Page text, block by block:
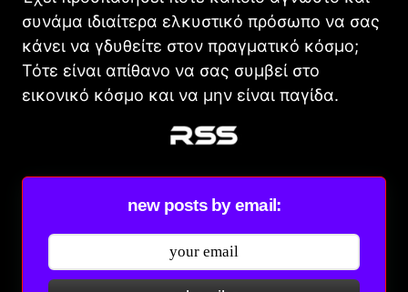
συνάμα ιδιαίτερα ελκυστικό πρόσωπο να σας
κάνει να γδυθείτε στον πραγματικό κόσμο;
Τότε είναι απίθανο να σας συμβεί στο
εικονικό κόσμο και να μην είναι παγίδα.
new posts by email: